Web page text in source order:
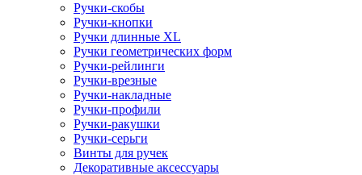
Ручки-скобы
Ручки-кнопки
Ручки длинные XL
Ручки геометрических форм
Ручки-рейлинги
Ручки-врезные
Ручки-накладные
Ручки-профили
Ручки-ракушки
Ручки-серьги
Винты для ручек
Декоративные аксессуары